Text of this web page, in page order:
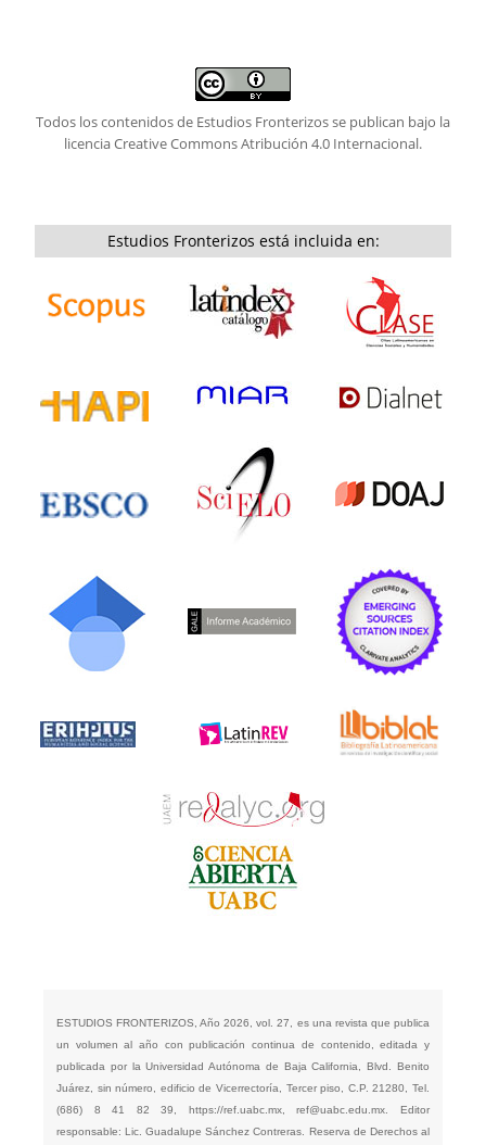
Todos los contenidos de Estudios Fronterizos se publican bajo la
licenciaCreative Commons Atribución 4.0 Internacional.
Estudios Fronterizos está incluida en:
ESTUDIOS FRONTERIZOS, Año 2026, vol. 27, es una revista que publica
un volumen al año con publicación continua de contenido, editada y
publicada por la Universidad Autónoma de Baja California, Blvd. Benito
Juárez, sin número, edificio de Vicerrectoría, Tercer piso, C.P. 21280, Tel.
(686) 8 41 82 39, https://ref.uabc.mx,ref@uabc.edu.mx. Editor
responsable: Lic. Guadalupe Sánchez Contreras. Reserva de Derechos al